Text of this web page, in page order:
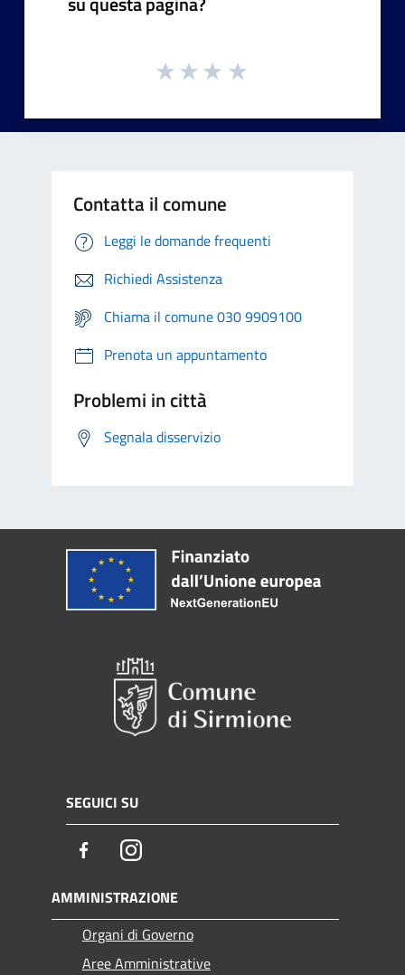
Contatta il comune
Leggi le domande frequenti
Richiedi Assistenza
Chiama il comune 030 9909100
Prenota un appuntamento
Problemi in città
Segnala disservizio
SEGUICI SU
FacebookInstagram
AMMINISTRAZIONE
Organi di Governo
Aree Amministrative